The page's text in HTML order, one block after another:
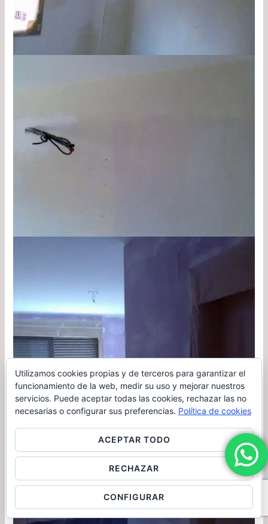
Utilizamos cookies propias y de terceros para garantizar el
funcionamiento de la web, medir su uso y mejorar nuestros
servicios. Puede aceptar todas las cookies, rechazar las no
necesarias o configurar sus preferencias. Política de cookies
ACEPTAR TODO
RECHAZAR
CONFIGURAR